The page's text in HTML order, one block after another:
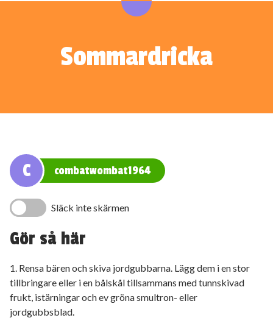
Sommardricka
C combatwombat1964
Släck inte skärmen
Gör så här
1. Rensa bären och skiva jordgubbarna. Lägg dem i en stor
tillbringare eller i en bålskål tillsammans med tunnskivad
frukt, istärningar och ev gröna smultron- eller
jordgubbsblad.